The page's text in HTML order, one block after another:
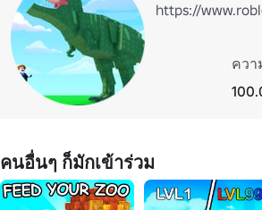
https://
ควา
คนอื่นๆ ก็มักเข้าร่วม